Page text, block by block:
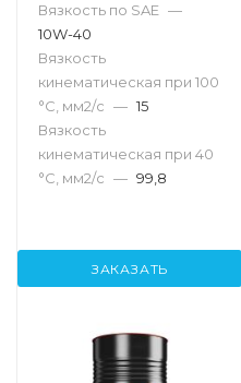
Вязкость по SAE —
10W-40
Вязкость
кинематическая при 100
°С, мм2/с — 15
Вязкость
кинематическая при 40
°С, мм2/с — 99,8
ЗАКАЗАТЬ